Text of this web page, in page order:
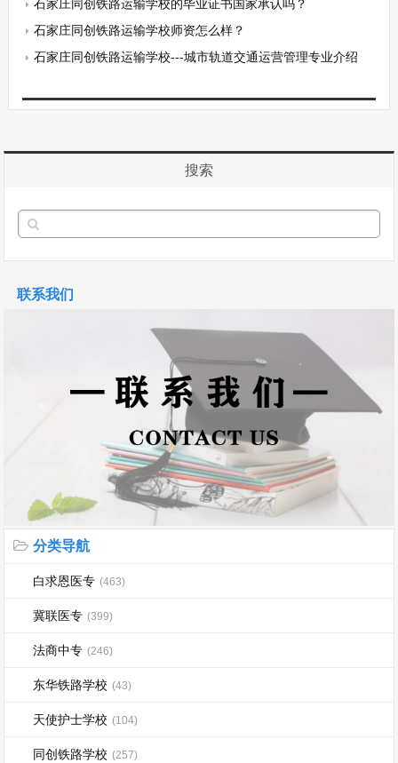
石家庄同创铁路运输学校的毕业证书国家承认吗？
石家庄同创铁路运输学校师资怎么样？
石家庄同创铁路运输学校---城市轨道交通运营管理专业介绍
搜索
联系我们
分类导航
白求恩医专 (463)
冀联医专 (399)
法商中专 (246)
东华铁路学校 (43)
天使护士学校 (104)
同创铁路学校 (257)